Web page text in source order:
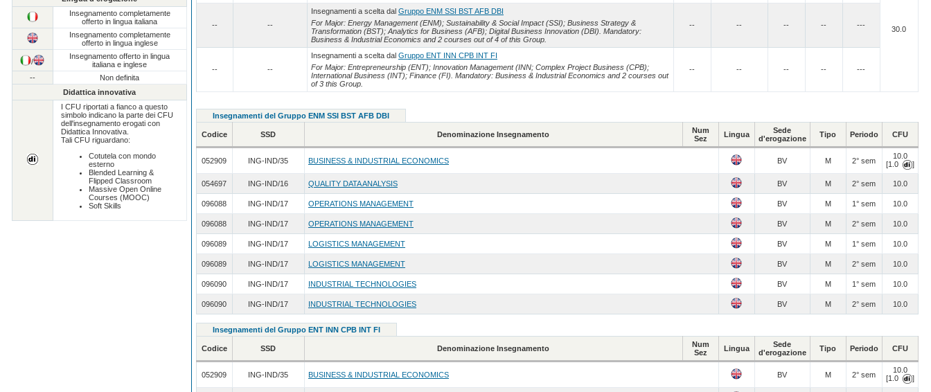
Insegnamento completamente
offerto in lingua italiana
Insegnamento completamente
offerto in lingua inglese
/
Insegnamento offerto in lingua
italiana e inglese
--
Non definita
Didattica innovativa
I CFU riportati a fianco a questo
simbolo indicano la parte dei CFU
dell'insegnamento erogati con
Didattica Innovativa.
Tali CFU riguardano:
Cotutela con mondo
esterno
Blended Learning &
Flipped Classroom
Massive Open Online
Courses (MOOC)
Soft Skills
30.0
-- --
Insegnamenti a scelta dal Gruppo ENM SSI BST AFB DBI
For Major: Energy Management (ENM); Sustainability & Social Impact (SSI); Business Strategy &
Transformation (BST); Analytics for Business (AFB); Digital Business Innovation (DBI). Mandatory:
Business & Industrial Economics and 2 courses out of 4 of this Group.
-- -- -- -- ---
-- --
Insegnamenti a scelta dal Gruppo ENT INN CPB INT FI
For Major: Entrepreneurship (ENT); Innovation Management (INN; Complex Project Business (CPB);
International Business (INT); Finance (FI). Mandatory: Business & Industrial Economics and 2 courses out
of 3 this Group.
-- -- -- -- ---
Insegnamenti del Gruppo ENM SSI BST AFB DBI
Codice SSD Denominazione Insegnamento
Num
Sez
Lingua
Sede
d'erogazione
Tipo Periodo CFU
052909 ING-IND/35 BUSINESS & INDUSTRIAL ECONOMICS BV M 2° sem
10.0
[1.0
]
054697 ING-IND/16 QUALITY DATA ANALYSIS BV M 2° sem 10.0
096088 ING-IND/17 OPERATIONS MANAGEMENT BV M 1° sem 10.0
096088 ING-IND/17 OPERATIONS MANAGEMENT BV M 2° sem 10.0
096089 ING-IND/17 LOGISTICS MANAGEMENT BV M 1° sem 10.0
096089 ING-IND/17 LOGISTICS MANAGEMENT BV M 2° sem 10.0
096090 ING-IND/17 INDUSTRIAL TECHNOLOGIES BV M 1° sem 10.0
096090 ING-IND/17 INDUSTRIAL TECHNOLOGIES BV M 2° sem 10.0
Insegnamenti del Gruppo ENT INN CPB INT FI
Codice SSD Denominazione Insegnamento
Num
Sez
Lingua
Sede
d'erogazione
Tipo Periodo CFU
052909 ING-IND/35 BUSINESS & INDUSTRIAL ECONOMICS BV M 2° sem
10.0
[1.0
]